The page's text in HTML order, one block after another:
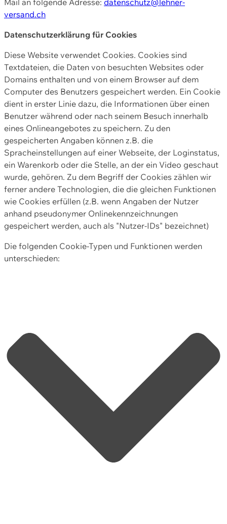
versand.ch
Datenschutzerklärung für Cookies
Diese Website verwendet Cookies. Cookies sind
Textdateien, die Daten von besuchten Websites oder
Domains enthalten und von einem Browser auf dem
Computer des Benutzers gespeichert werden. Ein Cookie
dient in erster Linie dazu, die Informationen über einen
Benutzer während oder nach seinem Besuch innerhalb
eines Onlineangebotes zu speichern. Zu den
gespeicherten Angaben können z.B. die
Spracheinstellungen auf einer Webseite, der Loginstatus,
ein Warenkorb oder die Stelle, an der ein Video geschaut
wurde, gehören. Zu dem Begriff der Cookies zählen wir
ferner andere Technologien, die die gleichen Funktionen
wie Cookies erfüllen (z.B. wenn Angaben der Nutzer
anhand pseudonymer Onlinekennzeichnungen
gespeichert werden, auch als "Nutzer-IDs" bezeichnet)
Die folgenden Cookie-Typen und Funktionen werden
unterschieden: